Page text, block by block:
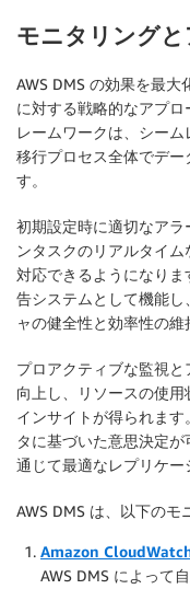
モニタリングと
AWS DMS の効果を最
に対する戦略的なアプ
レームワークは、シーム
移行プロセス全体でデ
す。
初期設定時に適切なア
ンタスクのリアルタイ
対応できるようになり
告システムとして機能
ャの健全性と効率性の維
プロアクティブな監視
向上し、リソースの使
インサイトが得られま
タに基づいた意思決定
通じて最適なレプリケー
AWS DMS は、以下のモ
Amazon
AWS DMS によって